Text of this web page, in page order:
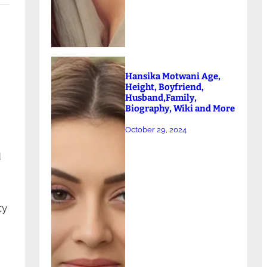
Hansika Motwani Age,
Height, Boyfriend,
Husband,Family,
Biography, Wiki and More
October 29, 2024